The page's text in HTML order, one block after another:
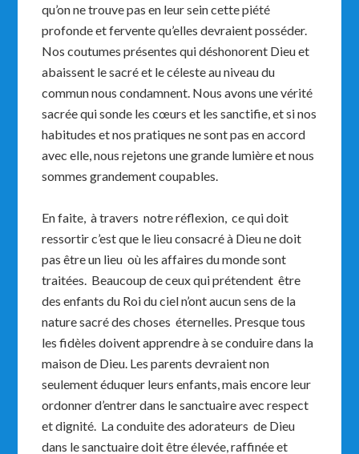
qu’on ne trouve pas en leur sein cette piété
profonde et fervente qu’elles devraient posséder.
Nos coutumes présentes qui déshonorent Dieu et
abaissent le sacré et le céleste au niveau du
commun nous condamnent. Nous avons une vérité
sacrée qui sonde les cœurs et les sanctifie, et si nos
habitudes et nos pratiques ne sont pas en accord
avec elle, nous rejetons une grande lumière et nous
sommes grandement coupables.
En faite, à travers notre réflexion, ce qui doit
ressortir c’est que le lieu consacré à Dieu ne doit
pas être un lieu où les affaires du monde sont
traitées. Beaucoup de ceux qui prétendent être
des enfants du Roi du ciel n’ont aucun sens de la
nature sacré des choses éternelles. Presque tous
les fidèles doivent apprendre à se conduire dans la
maison de Dieu. Les parents devraient non
seulement éduquer leurs enfants, mais encore leur
ordonner d’entrer dans le sanctuaire avec respect
et dignité. La conduite des adorateurs de Dieu
dans le sanctuaire doit être élevée, raffinée et